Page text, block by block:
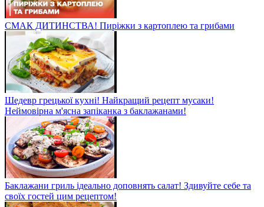
СМАК ДИТИНСТВА! Пиріжки з картоплею та грибами
Шедевр грецької кухні! Найкращий рецепт мусаки!
Неймовірна м'ясна запіканка з баклажанами!
Баклажани гриль ідеально доповнять салат! Здивуйте себе та
своїх гостей цим рецептом!